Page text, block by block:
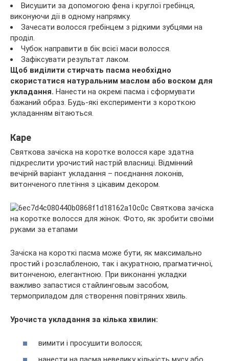
Висушити за допомогою фена і круглої гребінця,
виконуючи дії в одному напрямку.
Зачесати волосся гребінцем з рідкими зубцями на
проділ.
Чубок направити в бік всієї маси волосся.
Зафіксувати результат лаком.
Щоб виділити стирчать пасма необхідно
скористатися натуральним маслом або воском для
укладання. Нанести на окремі пасма і сформувати
бажаний образ. Будь-які експерименти з короткою
укладанням вітаються.
Каре
Святкова зачіска на коротке волосся каре здатна
підкреслити урочистий настрій власниці. Відмінний
вечірній варіант укладання – поєднання локонів,
витонченого плетіння з цікавим декором.
Зачіска на короткі пасма може бути, як максимально
простий і розслабленою, так і акуратною, прагматичної,
витонченою, елегантною. При виконанні укладки
важливо запастися стайлинговым засобом,
термоприладом для створення повітряних хвиль.
Урочиста укладання за кілька хвилин:
вимити і просушити волосся;